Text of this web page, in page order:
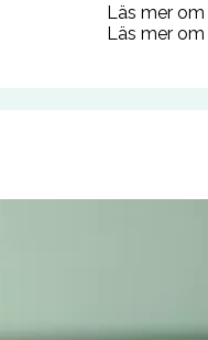
Läs mer om
Läs mer om